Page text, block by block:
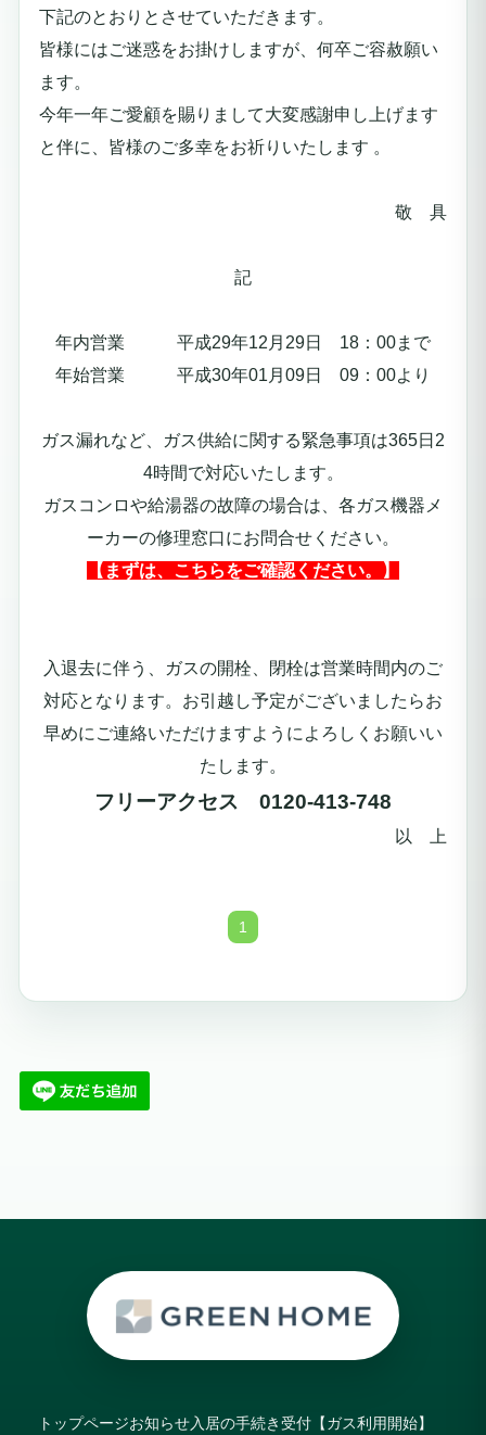
下記のとおりとさせていただきます。
皆様にはご迷惑をお掛けしますが、何卒ご容赦願い
ます。
今年一年ご愛顧を賜りまして大変感謝申し上げます
と伴に、皆様のご多幸をお祈りいたします 。
敬 具
記
年内営業 平成29年12月29日 18：00まで
年始営業 平成30年01月09日 09：00より
ガス漏れなど、ガス供給に関する緊急事項は365日2
4時間で対応いたします。
ガスコンロや給湯器の故障の場合は、各ガス機器メ
ーカーの修理窓口にお問合せください。
【まずは、こちらをご確認ください。】
入退去に伴う、ガスの開栓、閉栓は営業時間内のご
対応となります。お引越し予定がございましたらお
早めにご連絡いただけますようによろしくお願いい
たします。
フリーアクセス 0120-413-748
以 上
1
トップページお知らせ入居の手続き受付【ガス利用開始】